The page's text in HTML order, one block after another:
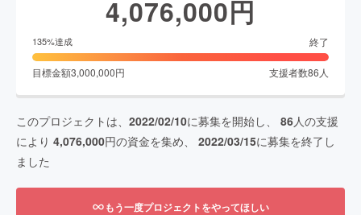
4,076,000円
135%達成 終了
目標金額3,000,000円 支援者数86 人
このプロジェクトは、 2022/02/10に募集を開始し、 86人の支援
により 4,076,000円の資金を集め、 2022/03/15に募集を終了し
ました
もう一度プロジェクトをやってほしい